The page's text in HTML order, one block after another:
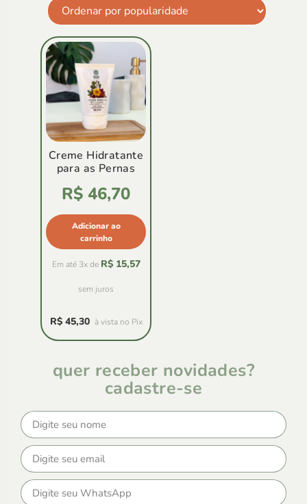
Creme Hidratante
para as Pernas
4.86
5
R$ 46,70
Adicionar ao
carrinho
Em até 3x de R$15,57
sem juros
R$45,30 à vista no Pix
quer receber novidades?
cadastre-se